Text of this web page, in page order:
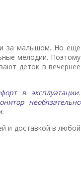
за малышом. Но еще
мелодии. Поэтому
деток в вечернее
в эксплуатации.
необязательно
и доставкой в любой